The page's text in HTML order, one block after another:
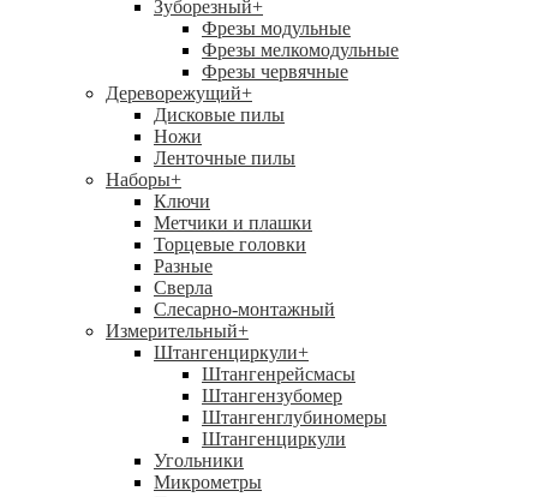
Зуборезный+
Фрезы модульные
Фрезы мелкомодульные
Фрезы червячные
Дереворежущий+
Дисковые пилы
Ножи
Ленточные пилы
Наборы+
Ключи
Метчики и плашки
Торцевые головки
Разные
Сверла
Слесарно-монтажный
Измерительный+
Штангенциркули+
Штангенрейсмасы
Штангензубомер
Штангенглубиномеры
Штангенциркули
Угольники
Микрометры